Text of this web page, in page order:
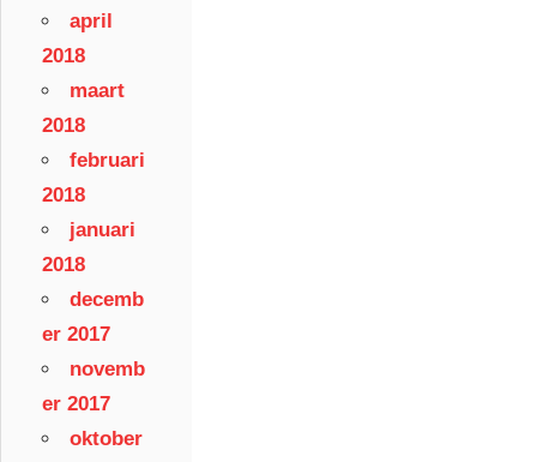
april
2018
maart
2018
februari
2018
januari
2018
decemb
er 2017
novemb
er 2017
oktober